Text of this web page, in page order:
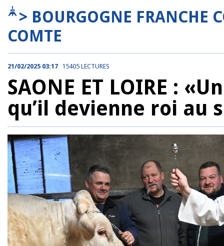
> BOURGOGNE FRANCHE
COMTE
21/02/2025 03:17 15405 LECTURES
SAONE ET LOIRE :
qu’il devienne roi au